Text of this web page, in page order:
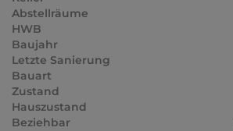
Abstellräume
HWB
Baujahr
Letzte Sanierung
Bauart
Zustand
Hauszustand
Beziehbar